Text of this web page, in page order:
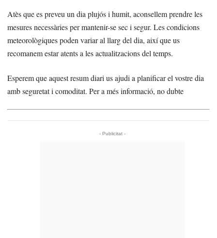
Atès que es preveu un dia plujós i humit, aconsellem prendre les
mesures necessàries per mantenir-se sec i segur. Les condicions
meteorològiques poden variar al llarg del dia, així que us
recomanem estar atents a les actualitzacions del temps.
Esperem que aquest resum diari us ajudi a planificar el vostre dia
amb seguretat i comoditat. Per a més informació, no dubte
- Publicitat -